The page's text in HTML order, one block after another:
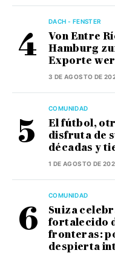
DACH - FENSTER
Von Entre
Hamburg
Exporte
3 DE AGOSTO DE
COMUNIDAD
El fútbol,
disfruta de
décadas y
1 DE AGOSTO DE
COMUNIDAD
Suiza
fortalecido
fronteras:
despierta